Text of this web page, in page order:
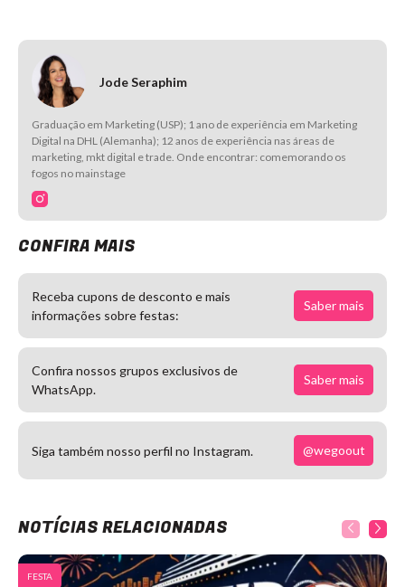
Jode Seraphim
Graduação em Marketing (USP); 1 ano de experiência em Marketing
Digital na DHL (Alemanha); 12 anos de experiência nas áreas de
marketing, mkt digital e trade. Onde encontrar: comemorando os
fogos no mainstage
CONFIRA MAIS
Receba cupons de desconto e mais
informações sobre festas:
Saber mais
Confira nossos grupos exclusivos de
WhatsApp.
Saber mais
Siga também nosso perfil no Instagram. @wegoout
NOTÍCIAS RELACIONADAS
FESTA